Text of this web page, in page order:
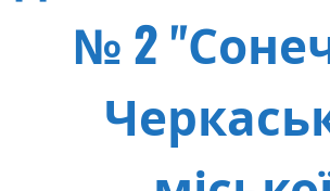
№ 2